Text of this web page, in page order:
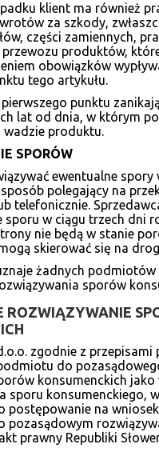
klient ma również
za szkody,
części zamiennych,
przewozu produktów,
obowiązków
tego artykułu.
punktu
lat od dnia, w którym
wadzie produktu.
SPORÓW
ewentualne spory
polegający na
telefonicznie.
sporu w ciągu trzech dni
nie będą w stanie
skierować się na
żadnych podmiotów
sporów
ROZWIĄZYWANIE
zgodnie z przepisami
do
konsumenckich jako
sporu konsumenckiego,
postępowanie na
pozasądowym
prawny Republiki